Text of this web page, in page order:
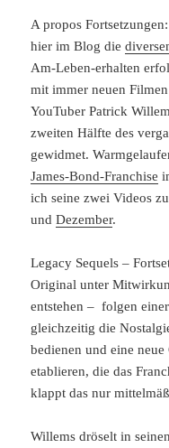
A propos
hier im Blog die
Am-Leben-erhalten
mit immer neuen
YouTuber Patrick
zweiten Hälfte des
gewidmet.
James-Bond-Franchise
ich seine zwei Videos
undDezember.
Legacy Sequels –
Original unter
entstehen – folgen
gleichzeitig die
bedienen und eine
etablieren, die das
klappt das nur
Willems dröselt in